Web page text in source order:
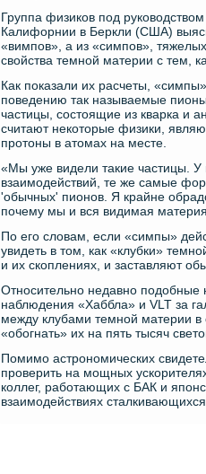
Группа физиков под
Калифорнии в Беркли (США)
«вимпов», а из «симпов»,
свойства темной материи с тем,
Как показали их расчеты,
поведению так называемые
частицы, состоящие из кварка и
считают некоторые физики,
протоны в атомах на месте.
«Мы уже видели такие частицы.
взаимодействий, те же самые
'обычных' пионов. Я крайне
почему мы и вся видимая
По его словам, если «симпы»
увидеть в том, как «клубки»
и их скоплениях, и заставляют
Относительно недавно подобные
наблюдения «Хаббла» и VLT за
между клубами темной материи в
«обогнать» их на пять тысяч
Помимо астрономических
проверить на мощных
коллег, работающих с БАК и
взаимодействиях сталкивающихся